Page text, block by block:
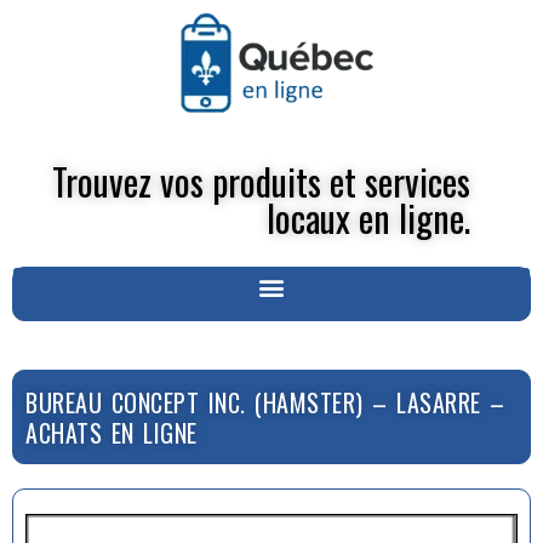
Trouvez vos produits et services
locaux en ligne.
BUREAU CONCEPT INC. (HAMSTER) – LASARRE –
ACHATS EN LIGNE